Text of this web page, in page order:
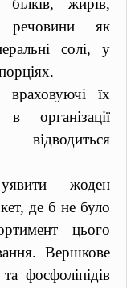
білків, жирів,
речовини як
солі, у
їх
в організації
відводиться
жоден
де б не було
цього
Вершкове
фосфоліпідів